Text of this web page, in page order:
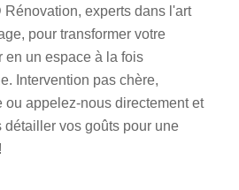
experts dans l'art
pour transformer votre
en un espace à la fois
Intervention pas chère,
ou appelez-nous directement et
détailler vos goûts pour une